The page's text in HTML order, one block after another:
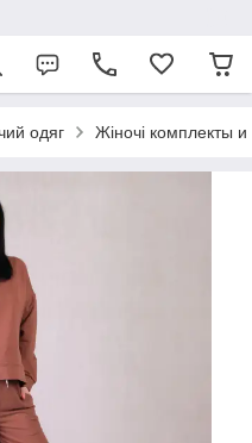
одяг Жіночі комплекты